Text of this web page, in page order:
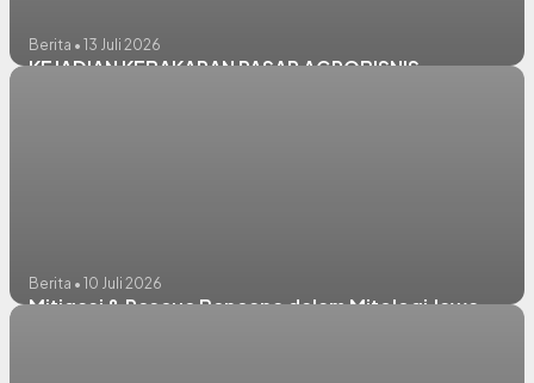
Berita • 13 Juli 2026
KEJADIAN KEBAKARAN PASAR AGROBISNIS
Berita • 10 Juli 2026
Mitigasi & Rescue Bencana dalam Mitologi Jawa